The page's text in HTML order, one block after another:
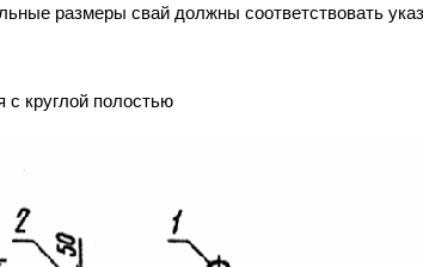
размеры свай должны соответствовать
с круглой полостью